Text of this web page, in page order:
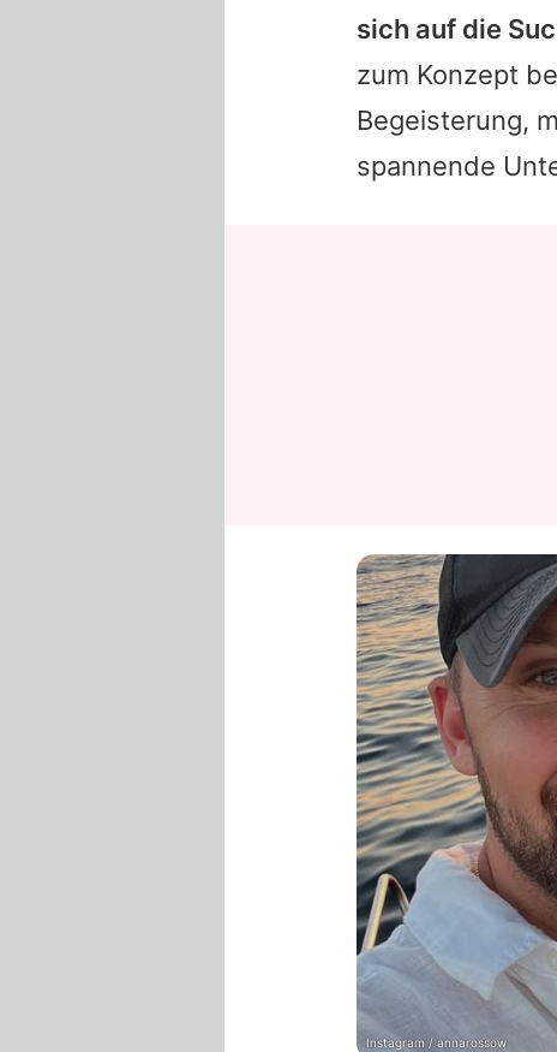
sich auf die
zum Konzept
Begeisterung,
spannende
Instagram / annarossow